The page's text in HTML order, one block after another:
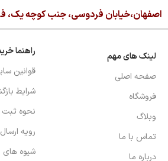
اصفهان،خیابان فردوسی، جنب کوچه یک،
لینک های مهم
صفحه اصلی
فروشگاه
وبلاگ
تماس با ما
درباره ما
راهنما
قوانین
شرایط
نحوه
رویه
شیوه های